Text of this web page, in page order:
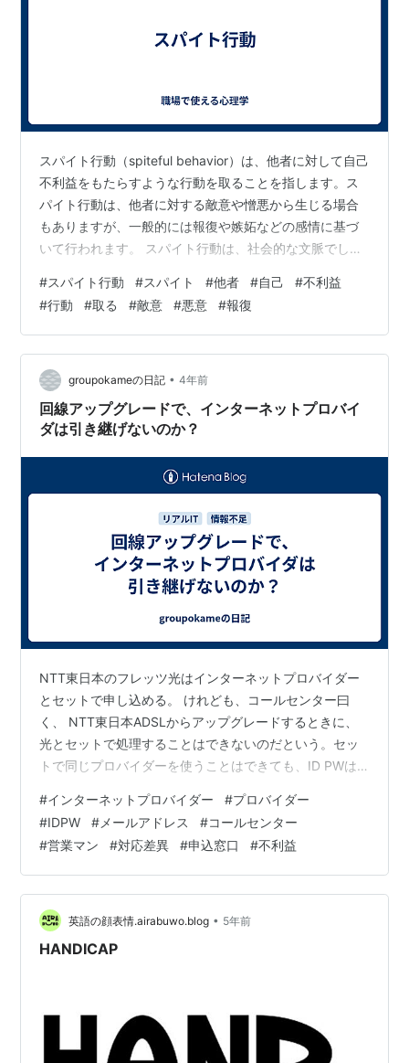
スパイト行動（spiteful behavior）は、他者に対して自己
不利益をもたらすような行動を取ることを指します。ス
パイト行動は、他者に対する敵意や憎悪から生じる場合
もありますが、一般的には報復や嫉妬などの感情に基づ
いて行われます。 スパイト行動は、社会的な文脈でしば
は、特に「スパイトゲーム」と呼ばれるゲーム理論のモ
デルで扱われることがあります。スパイトゲームでは、
参加者は相手に対して自己不利益をもたらす選択肢を選
ぶことができます。このような行動は、他者に対しての
報復や嫉妬から生じることがありますが、協力の欠如や
トラストの低下など、社会的な問…
#スパイト行動 #スパイト #他者 #自己 #不利益
#行動 #取る #敵意 #悪意 #報復
groupokameの日記 • 4年前
回線アップグレードで、インターネットプロバイ
ダは引き継げないのか？
NTT東日本のフレッツ光はインターネットプロバイダー
とセットで申し込める。 けれども、コールセンター曰
く、 NTT東日本ADSLからアップグレードするときに、
光とセットで処理することはできないのだという。セッ
トで同じプロバイダーを使うことはできても、ID PWは
営業担当に頼めば、IDPWを変えずにアップグレードはで
きるらしい。 （プロバイダーによるのかもしれない
が・・・） ID PW、メールアドレスは変えたくない。 こ
の基本的な項目が、申し込み先によって違うのはおかし
くないだろうか？
#インターネットプロバイダー #プロバイダー
#IDPW #メールアドレス #コールセンター
#営業マン #対応差異 #申込窓口 #不利益
英語の顔表情.airabuwo.blog • 5年前
HANDICAP